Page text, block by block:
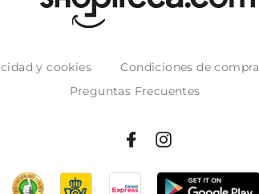
y cookies Condiciones de compra
Preguntas Frecuentes